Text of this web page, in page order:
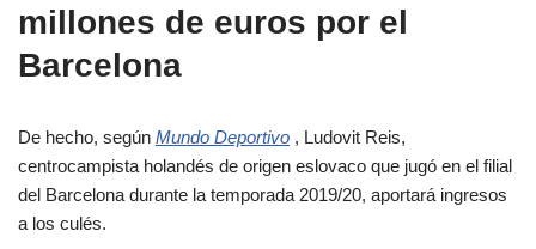
millones de euros por el
Barcelona
De hecho, según Mundo Deportivo , Ludovit Reis,
centrocampista holandés de origen eslovaco que jugó en el filial
del Barcelona durante la temporada 2019/20, aportará ingresos
a los culés.